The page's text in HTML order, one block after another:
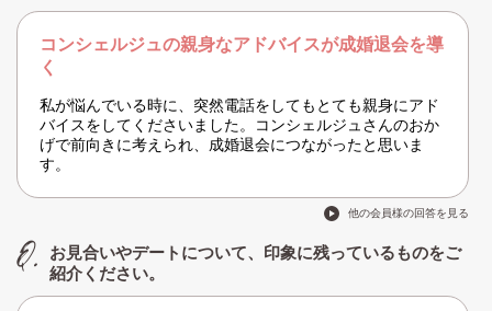
コンシェルジュの親身なアドバイスが成婚退会を導
く
私が悩んでいる時に、突然電話をしてもとても親身にアド
バイスをしてくださいました。コンシェルジュさんのおか
げで前向きに考えられ、成婚退会につながったと思いま
す。
他の会員様の回答を見る
お見合いやデートについて、印象に残っているものをご
紹介ください。